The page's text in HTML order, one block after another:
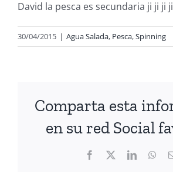
David la pesca es secundaria ji ji ji
30/04/2015 | Agua Salada, Pesca,Spinning
Comparta esta
en su red Social
Facebook LinkedIn